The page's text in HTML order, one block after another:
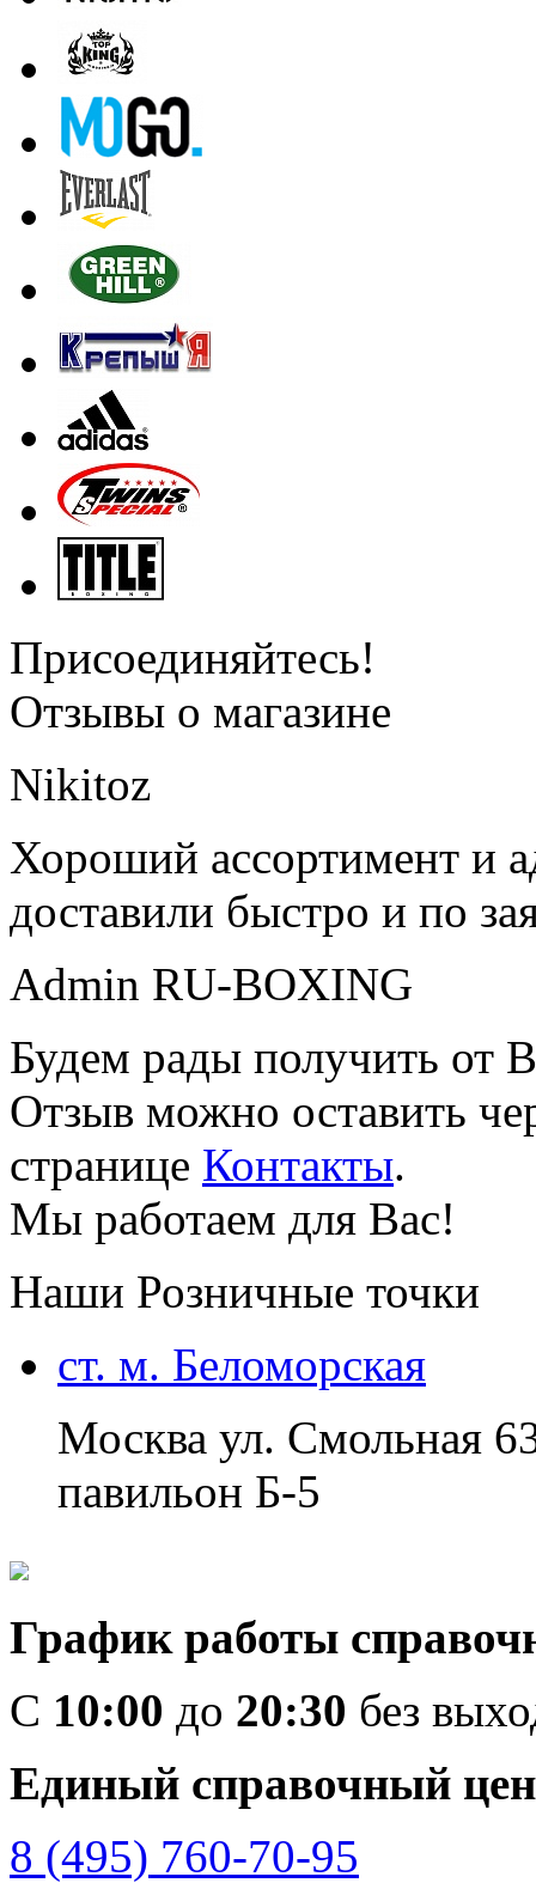
Присоединяйтесь!
Отзывы о магазине
Nikitoz
Хороший ассортимент и
доставили быстро и по
Admin RU-BOXING
Будем рады получить от
Отзыв можно оставить
странице Контакты.
Мы работаем для Вас!
Наши Розничные точки
ст. м. Беломорская
Москва ул. Смольная
павильон Б-5
График работы
C 10:00 до 20:30 без
Единый справочный
8 (495) 760-70-95